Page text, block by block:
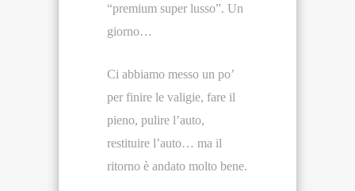
“premium super lusso”. Un
giorno…
Ci abbiamo messo un po’
per finire le valigie, fare il
pieno, pulire l’auto,
restituire l’auto… ma il
ritorno è andato molto bene.